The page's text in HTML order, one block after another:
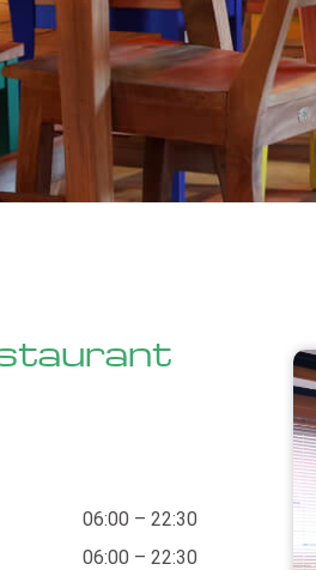
06:00 – 22:30
06:00 – 22:30